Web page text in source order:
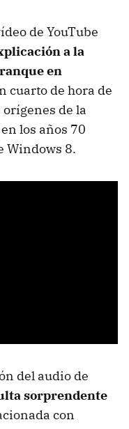
de YouTube
a la
en
cuarto de hora de
de la
los años 70
Windows 8.
del audio de
sorprendente
con